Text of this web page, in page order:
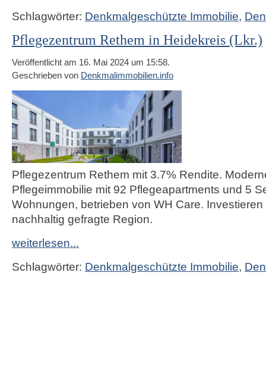
Schlagwörter: Denkmalgeschützte Immobilie,
Pflegezentrum Rethem in Heidekreis (Lkr.)
Veröffentlicht am 16. Mai 2024 um 15:58.
Geschrieben von Denkmalimmobilien.info
Pflegezentrum Rethem mit 3.7% Rendite.
Pflegeimmobilie mit 92 Pflegeapartments und 5
Wohnungen, betrieben von WH Care. Investieren
nachhaltig gefragte Region.
weiterlesen...
Schlagwörter: Denkmalgeschützte Immobilie,